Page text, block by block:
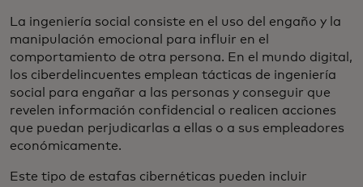
La ingeniería social consiste en el uso del engaño y la
manipulación emocional para influir en el
comportamiento de otra persona. En el mundo digital,
los ciberdelincuentes emplean tácticas de ingeniería
social para engañar a las personas y conseguir que
revelen información confidencial o realicen acciones
que puedan perjudicarlas a ellas o a sus empleadores
económicamente.
Este tipo de estafas cibernéticas pueden incluir